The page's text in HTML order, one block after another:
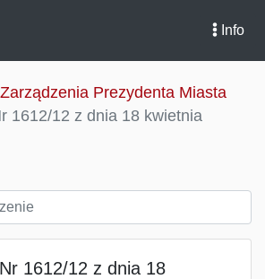
Info
Zarządzenia Prezydenta Miasta
1612/12 z dnia 18 kwietnia
1612/12 z dnia 18